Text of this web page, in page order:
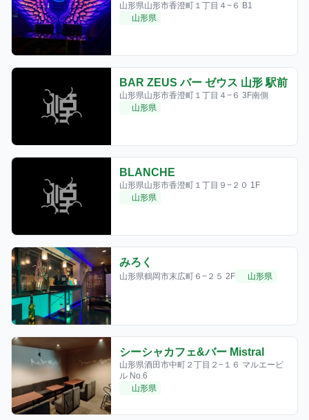
山形県山形市香澄町１丁目４−６ B1
山形県
BAR ZEUS バー ゼウス 山形 駅前
山形県山形市香澄町１丁目４−６ 3F南側
山形県
BLANCHE
山形県山形市香澄町１丁目９−２０ 1F
山形県
みろく
山形県鶴岡市末広町６−２５ 2F 山形県
シーシャカフェ&バー Mistral
山形県酒田市中町２丁目２−１６ マルエービ
ル No.6
山形県